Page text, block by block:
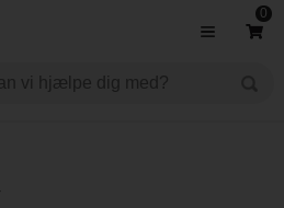
0